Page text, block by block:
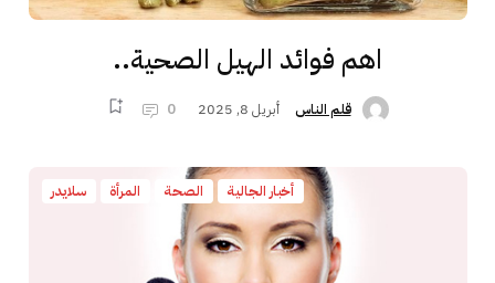
اهم فوائد الهيل الصحية..
قلم الناس أبريل 8, 2025 0
أخبار الجالية الصحة المرأة سلايدر